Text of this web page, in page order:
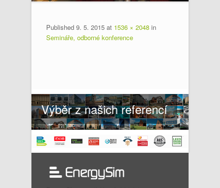
Published 9. 5. 2015 at 1536 × 2048 in
Semináře, odborné konference
Výběr z našich referencí